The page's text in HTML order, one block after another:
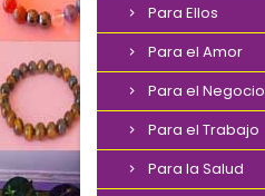
Para Ellos
Para el Amor
Para el Negocio
Para el Trabajo
Para la Salud